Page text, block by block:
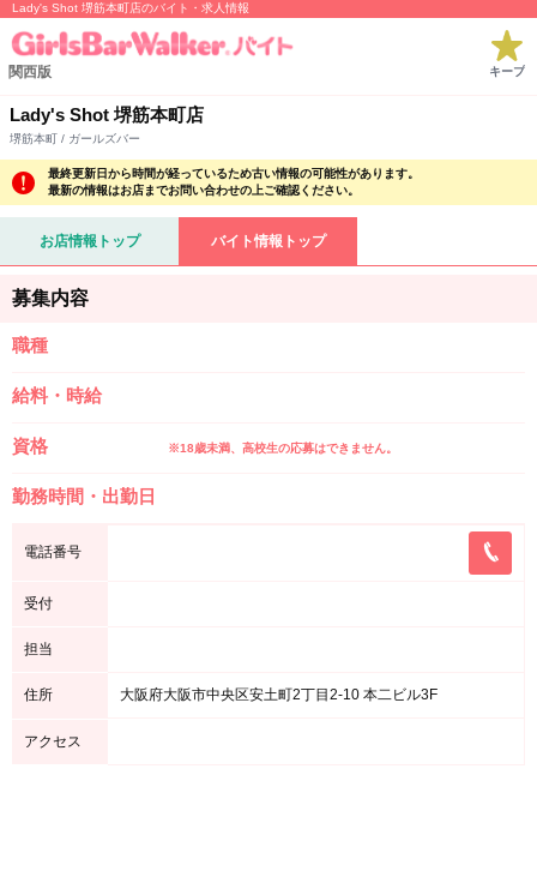
Lady's Shot 堺筋本町店のバイト・求人情報
関西版 キープ
Lady's Shot 堺筋本町店
堺筋本町 / ガールズバー
最終更新日から時間が経っているため古い情報の可能性があります。
最新の情報はお店までお問い合わせの上ご確認ください。
お店情報トップ バイト情報トップ
募集内容
職種
給料・時給
資格 ※18歳未満、高校生の応募はできません。
勤務時間・出勤日
電話番号
受付
担当
住所 大阪府大阪市中央区安土町2丁目2-10 本二ビル3F
アクセス